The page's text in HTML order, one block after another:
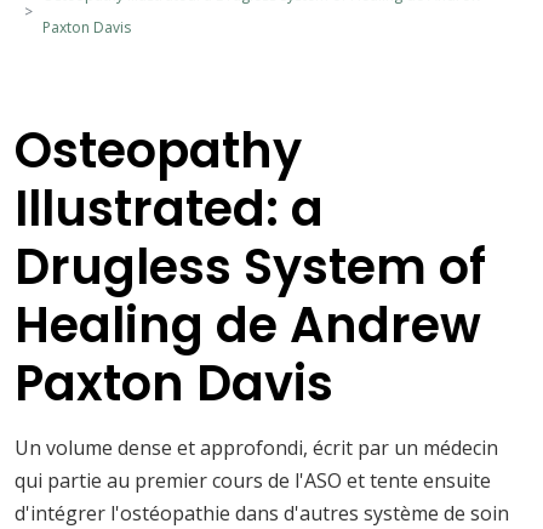
Paxton Davis
Osteopathy
Illustrated: a
Drugless System of
Healing de Andrew
Paxton Davis
Un volume dense et approfondi, écrit par un médecin
qui partie au premier cours de l'ASO et tente ensuite
d'intégrer l'ostéopathie dans d'autres système de soin